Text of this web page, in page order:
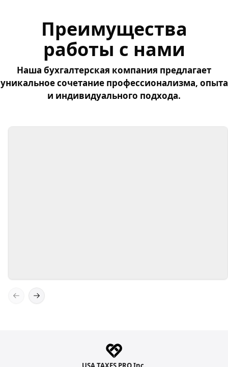
Преимущества
работы с нами
Наша бухгалтерская компания предлагает
уникальное сочетание профессионализма, опыта
и индивидуального подхода.
Previous slide
Next slide